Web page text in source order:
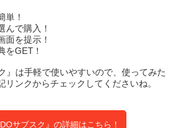
単！
で購入！
を提示！
GET！
』は手軽で使いやすいので、使ってみた
リンクからチェックしてくださいね。
サブスク』の詳細はこちら！